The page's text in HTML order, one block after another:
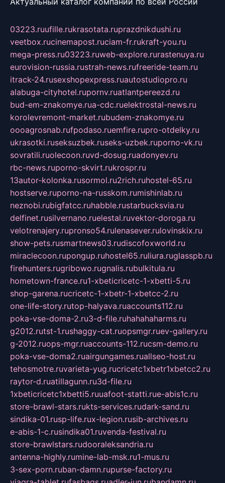
03223.ruufille.rukrasotata.ruprazdnikdushi.ru
veetbox.rucinemapost.ruciam-fr.rukraft-you.ru
mega-press.ru03223.ruweb-explore.rurastenuya.ru
eurovision-russia.rustrah-news.rufreeride-team.ru
itrack-24.rusexshopexpress.ruautostudiopro.ru
alabuga-cityhotel.rupornv.ruatlantpereezd.ru
bud-em-znakomye.rua-cdc.ruelektrostal-news.ru
korolevremont-market.rubudem-znakomye.ru
oooagrosnab.rufpodaso.ruemfire.rupro-otdelky.ru
ukrasotki.ruseksuzbek.ruseks-uzbek.ruporno-vk.ru
sovratili.ruolecoon.ruvd-dosug.ruadonyev.ru
rbc-news.ruporno-skvirt.rukrospr.ru
13autor-kolonka.rusormol.ru2rich.ruhostel-65.ru
hostserve.ruporno-na-russkom.rumishinlab.ru
neznobi.rubigfatcc.ruhabble.rustarbucksvia.ru
delfinet.rusilvernano.ruelestal.ruvektor-doroga.ru
velotrenajery.rupronso54.rulenasever.rulovinskix.ru
show-pets.rusmartnews03.rudiscofoxworld.ru
miraclecoon.rupongup.ruhostel65.ruliura.ruglasspb.ru
firehunters.rugribowo.rugnalis.rubulkitula.ru
hometown-france.ru1-xbeticricetc-1-xbetti-5.ru
shop-garena.rucricetc-1-xbetr-1-xbetcc-2.ru
one-life-story.rutop-halyava.ruaccounts112.ru
poka-vse-doma-2.ru3-d-file.ruhahahaharms.ru
g2012.rutst-1.rushaggy-cat.ruopsmgr.ruev-gallery.ru
g-2012.ruops-mgr.ruaccounts-112.rucsm-demo.ru
poka-vse-doma2.ruairgungames.ruallseo-host.ru
tehosmotre.ruvarieta-yug.rucricetc1xbetr1xbetcc2.ru
raytor-d.ruatillagunn.ru3d-file.ru
1xbeticricetc1xbetti5.ruuafoot-statti.rue-abis1c.ru
store-brawl-stars.rukts-services.rudark-sand.ru
sindika-01.rusp-life.rux-legion.rusib-archives.ru
e-abis-1-c.rusindika01.ruvenda-festival.ru
store-brawlstars.rudooraleksandria.ru
antenna-highly.rumine-lab-msk.ru1-mus.ru
3-sex-porn.ruban-damn.rupurse-factory.ru